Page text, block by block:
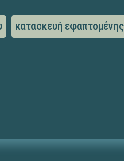
κατασκευή εφαπτομένης